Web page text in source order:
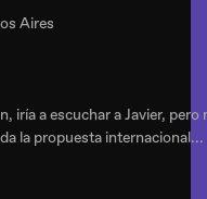
Aires
iría a escuchar a Javier, pero
la propuesta internacional...